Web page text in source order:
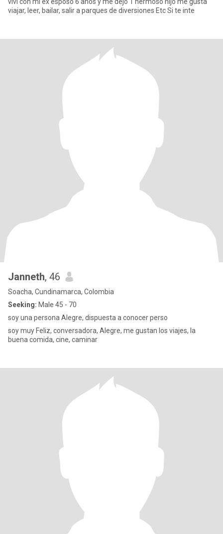
viajar, leer, bailar, salir a parques de diversiones Etc Si te inte
Janneth, 46
Soacha, Cundinamarca, Colombia
Seeking: Male 45 - 70
soy una persona Alegre, dispuesta a conocer perso
soy muy Feliz, conversadora, Alegre, me gustan los viajes, la
buena comida, cine, caminar